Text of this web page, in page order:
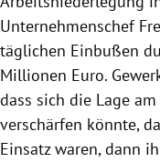
Unternehmenschef
täglichen Einbußen
Millionen Euro.
dass sich die Lage
verschärfen könnte,
Einsatz waren, dann